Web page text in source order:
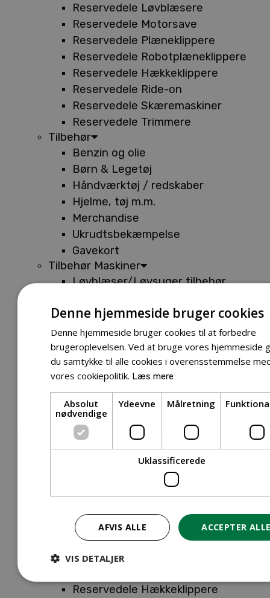
Reservedele Løvblæsere
Reservedele Motorsave
Reservedele Plæneklippere
Reservedele Robotplæneklippere
Reservedele Hækkeklippere
Reservedele Ride-on
Reservedele Skæremaskiner
Reservedele Trimmere
Tilbehør
Benzin og olie
Børn & Legetøj
Håndværktøj / redskaber
Hjelme, tøj m.m.
Merchandise
Ukrudtsbekæmpelse
Gavekort
Tilbehør Maskiner
Løvblæser/Løvsuger tilbehør
Tilbehør Buskryddere og Trimmere
Tilbehør Entreprenørudstyr
Tilbehør Havetraktor
Tilbehør Hækkeklippere
Tilbehør Motorsav
Tilbehør Kæder
Tilbehør Sværd
Tilbehør Rengøringsmaskiner
Tilbehør Robotplæneklipper
Tilbehør Walk Behind
Reservedele Løvblæsere
Reservedele Motorsave
Reservedele Plæneklippere
Reservedele Hækkeklippere
Denne hjemmeside bruger cookies
Denne hjemmeside bruger cookies til at forbedre
brugeroplevelsen. Ved at bruge vores hjemmeside
du samtykke til alle cookies i overensstemmelse
vores cookiepolitik. Læs mere
Absolut
nødvendige
Ydeevne Målretning
Uklassificerede
ACCEPTER
AFVIS ALLE
VIS DETALJER